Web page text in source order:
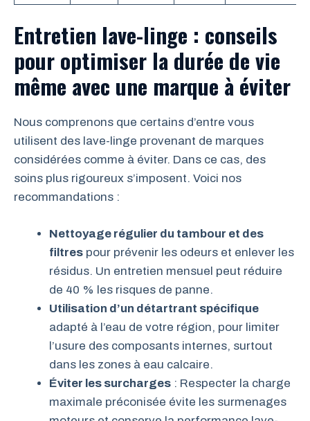
Entretien lave-linge : conseils
pour optimiser la durée de vie
même avec une marque à éviter
Nous comprenons que certains d’entre vous
utilisent des lave-linge provenant de marques
considérées comme à éviter. Dans ce cas, des
soins plus rigoureux s’imposent. Voici nos
recommandations :
Nettoyage régulier du tambour et des
filtres pour prévenir les odeurs et enlever les
résidus. Un entretien mensuel peut réduire
de 40 % les risques de panne.
Utilisation d’un détartrant spécifique
adapté à l’eau de votre région, pour limiter
l’usure des composants internes, surtout
dans les zones à eau calcaire.
Éviter les surcharges : Respecter la charge
maximale préconisée évite les surmenages